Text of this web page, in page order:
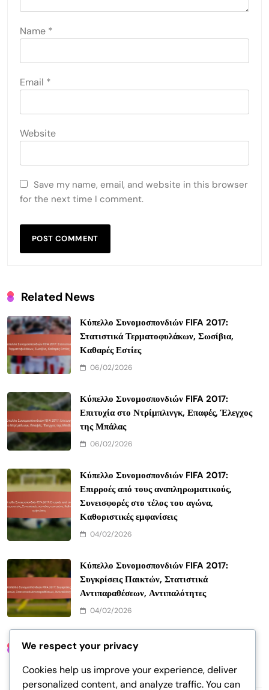
Name *
Email *
Website
Save my name, email, and website in this browser
for the next time I comment.
Related News
Κύπελλο Συνομοσπονδιών FIFA 2017:
Στατιστικά Τερματοφυλάκων, Σωσίβια,
Καθαρές Εστίες
06/02/2026
Κύπελλο Συνομοσπονδιών FIFA 2017:
Επιτυχία στο Ντρίμπλινγκ, Επαφές, Έλεγχος
της Μπάλας
06/02/2026
Κύπελλο Συνομοσπονδιών FIFA 2017:
Επιρροές από τους αναπληρωματικούς,
Συνεισφορές στο τέλος του αγώνα,
Καθοριστικές εμφανίσεις
04/02/2026
Κύπελλο Συνομοσπονδιών FIFA 2017:
Συγκρίσεις Παικτών, Στατιστικά
Αντιπαραθέσεων, Αντιπαλότητες
04/02/2026
Σύνδεσμοι
Όλες οι αναρτήσεις
We respect your privacy
Cookies help us improve your experience, deliver
personalized content, and analyze traffic. You can